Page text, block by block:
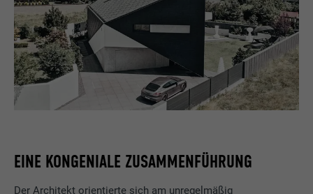
EINE KONGENIALE ZUSAMMENFÜHRUNG
Der Architekt orientierte sich am unregelmäßig